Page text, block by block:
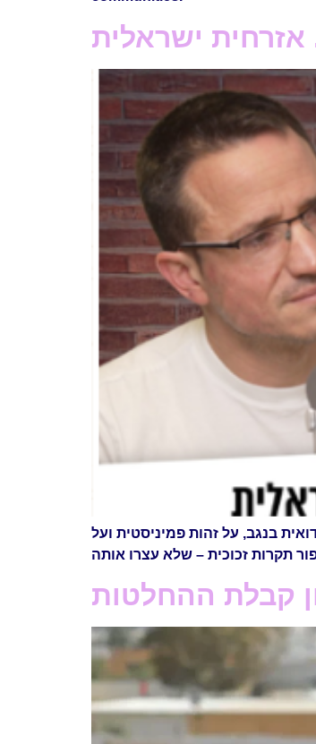
אזרחית ישראלית
בנגב, על זהות פמיניסטית ועל
תקרות זכוכית – שלא עצרו אותה
קבלת ההחלטות